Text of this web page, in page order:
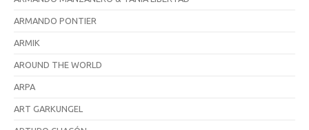
ARMANDO PONTIER
ARMIK
AROUND THE WORLD
ARPA
ART GARKUNGEL